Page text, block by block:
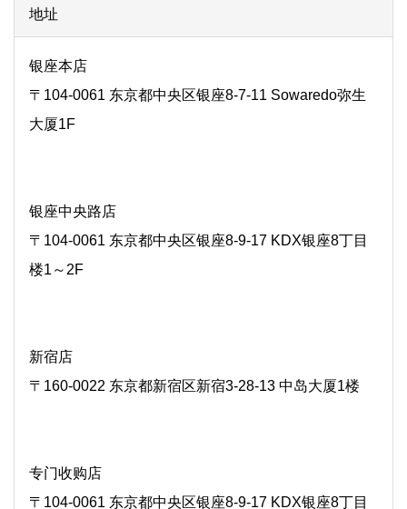
地址
银座本店
〒104-0061 东京都中央区银座8-7-11 Sowaredo弥生
大厦1F
银座中央路店
〒104-0061 东京都中央区银座8-9-17 KDX银座8丁目
楼1～2F
新宿店
〒160-0022 东京都新宿区新宿3-28-13 中岛大厦1楼
专门收购店
〒104-0061 东京都中央区银座8-9-17 KDX银座8丁目